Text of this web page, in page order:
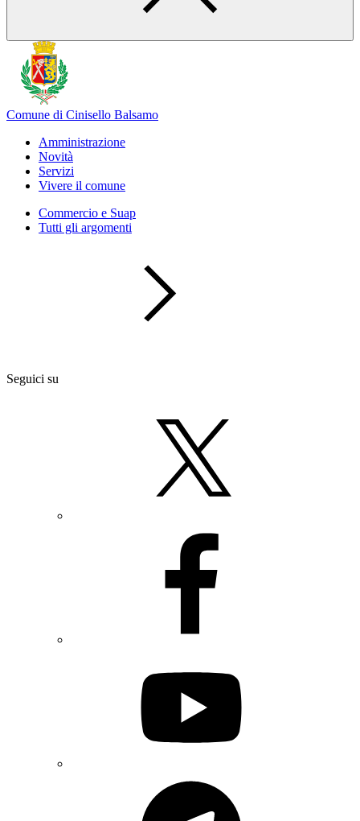
Comune di Cinisello Balsamo
Amministrazione
Novità
Servizi
Vivere il comune
Commercio e Suap
Tutti gli argomenti
Seguici su